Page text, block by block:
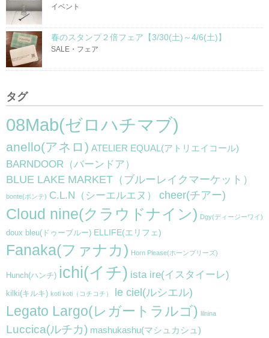
イベント
春のスタンプ２倍フェア【3/30(土)～4/6(土)】
SALE・フェア
タグ
08Mab(ゼロハチマブ)
anello(アネロ) ATELIER EQUAL(アトリエイコール)
BARNDOOR（バーンドア）
BLUE LAKE MARKET（ブルーレイクマーケット）
bonte(ボンテ) C.L.N（シーエルエヌ） cheer(チアー)
Cloud nine(クラウドナイン) Dgy(ディージーワイ)
doux bleu(ドゥーブルー) ELLIFE(エリフェ)
Fanaka(ファナカ) Horn Please(ホーンプリーズ)
Hunch(ハンチ) ichi(イチ) ista ire(イスタイーレ)
kilki(キルキ) koti koti（コチコチ） le ciel(ルシエル)
Legato Largo(レガートラルゴ) lilnina
Luccica(ルチカ) mashukashu(マシュカシュ)